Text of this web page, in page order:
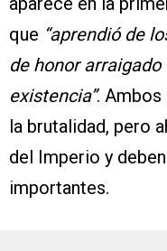
que “aprendió de
de honor
existencia”. Ambos
la brutalidad, pero
del Imperio y
importantes.